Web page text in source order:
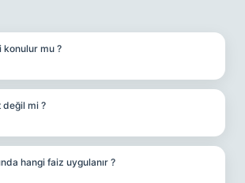
konulur mu ?
değil mi ?
hangi faiz uygulanır ?